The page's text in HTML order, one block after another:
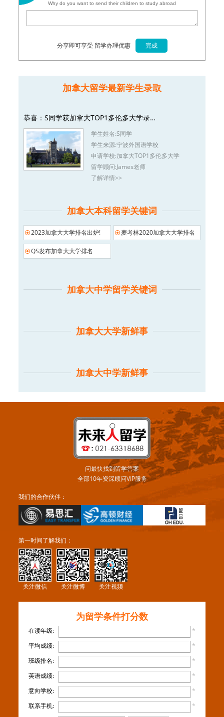
Why do you want to send their children to study abroad
分享即可享受 留学办理优惠
加拿大留学最新学生录取
恭喜：S同学获加拿大TOP1多伦多大学录…
学生姓名:S同学
学生来源:宁波外国语学校
申请学校:加拿大TOP1多伦多大学
留学顾问:James老师
了解详情>>
加拿大本科留学关键词
2023加拿大大学排名出炉! 麦考林2020加拿大大学排名
QS发布加拿大大学排名
加拿大中学留学关键词
加拿大大学新鲜事
加拿大中学新鲜事
问最快找到留学答案
全部10年资深顾问VIP服务
我们的合作伙伴：
第一时间了解我们：
关注微信 关注微博 关注视频
为留学条件打分数
在读年级:
*
平均成绩:
*
班级排名:
*
英语成绩:
*
意向学校:
*
联系手机:
*